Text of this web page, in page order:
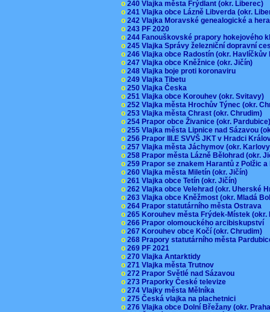
o 240 Vlajka města Frýdlant (okr. Liberec)
o 241 Vlajka obce Lázně Libverda (okr.
o 242 Vlajka Moravské genealogické a
o 243 PF 2020
o 244 Fanouškovské prapory hokejového
o 245 Vlajka Správy železniční dopravní
o 246 Vlajka obce Radostín (okr.
o 247 Vlajka obce Kněžnice (okr. Jičín)
o 248 Vlajka boje proti koronaviru
o 249 Vlajka Tibetu
o 250 Vlajka Česka
o 251 Vlajka obce Korouhev (okr. Svitavy)
o 252 Vlajka města Hrochův Týnec (okr.
o 253 Vlajka města Chrast (okr. Chrudim)
o 254 Prapor obce Živanice (okr.
o 255 Vlajka města Lipnice nad Sázavou
o 256 Prapor III.E SVVŠ JKT v Hradci
o 257 Vlajka města Jáchymov (okr.
o 258 Prapor města Lázně Bělohrad (okr.
o 259 Prapor se znakem Harantů z Polžic
o 260 Vlajka města Miletín (okr. Jičín)
o 261 Vlajka obce Tetín (okr. Jičín)
o 262 Vlajka obce Velehrad (okr. Uherské
o 263 Vlajka obce Kněžmost (okr. Mladá
o 264 Prapor statutárního města Ostrava
o 265 Korouhev města Frýdek-Místek
o 266 Prapor olomouckého arcibiskupství
o 267 Korouhev obce Kočí (okr. Chrudim)
o 268 Prapory statutárního města
o 269 PF 2021
o 270 Vlajka Antarktidy
o 271 Vlajka města Trutnov
o 272 Prapor Světlé nad Sázavou
o 273 Praporky České televize
o 274 Vlajky města Mělníka
o 275 Česká vlajka na plachetnici
o 276 Vlajka obce Dolní Břežany (okr.